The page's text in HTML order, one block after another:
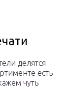
делятся
есть
чуть